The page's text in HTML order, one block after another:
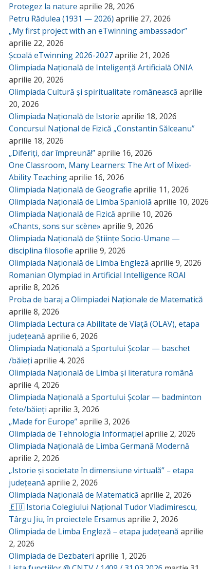
Protegez la nature aprilie 28, 2026
Petru Rădulea (1931 — 2026) aprilie 27, 2026
„My first project with an eTwinning ambassador”
aprilie 22, 2026
Școală eTwinning 2026-2027aprilie 21, 2026
Olimpiada Națională de Inteligență Artificială ONIA
aprilie 20, 2026
Olimpiada Cultură și spiritualitate românească aprilie
20, 2026
Olimpiada Națională de Istorie aprilie 18, 2026
Concursul Național de Fizică „Constantin Sălceanu”
aprilie 18, 2026
„Diferiți, dar împreună!”aprilie 16, 2026
One Classroom, Many Learners: The Art of Mixed-
Ability Teachingaprilie 16, 2026
Olimpiada Națională de Geografie aprilie 11, 2026
Olimpiada Națională de Limba Spaniolă aprilie 10, 2026
Olimpiada Națională de Fizică aprilie 10, 2026
«Chants, sons sur scène» aprilie 9, 2026
Olimpiada Națională de Științe Socio-Umane —
disciplina filosofie aprilie 9, 2026
Olimpiada Națională de Limba Engleză aprilie 9, 2026
Romanian Olympiad in Artificial Intelligence ROAI
aprilie 8, 2026
Proba de baraj a Olimpiadei Naționale de Matematică
aprilie 8, 2026
Olimpiada Lectura ca Abilitate de Viață (OLAV), etapa
județeană aprilie 6, 2026
Olimpiada Națională a Sportului Școlar — baschet
/băieți aprilie 4, 2026
Olimpiada Națională de Limba și literatura română
aprilie 4, 2026
Olimpiada Națională a Sportului Școlar — badminton
fete/băieți aprilie 3, 2026
„Made for Europe”aprilie 3, 2026
Olimpiada de Tehnologia Informației aprilie 2, 2026
Olimpiada Națională de Limba Germană Modernă
aprilie 2, 2026
„Istorie și societate în dimensiune virtuală” – etapa
județeană aprilie 2, 2026
Olimpiada Națională de Matematică aprilie 2, 2026
🇪🇺 Istoria Colegiului Național Tudor Vladimirescu,
Târgu Jiu, în proiectele Ersamus aprilie 2, 2026
Olimpiada de Limba Engleză – etapa județeană aprilie
2, 2026
Olimpiada de Dezbateri aprilie 1, 2026